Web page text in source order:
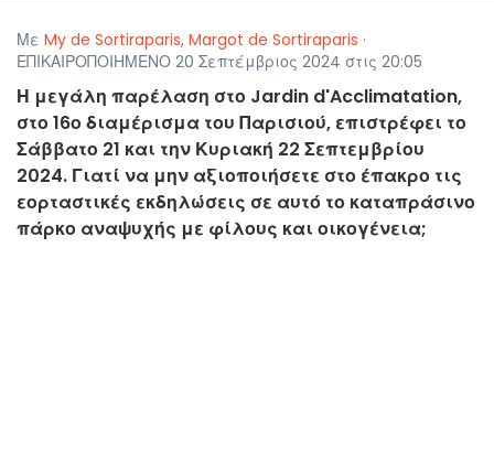
Με My de Sortiraparis, Margot de Sortiraparis ·
ΕΠΙΚΑΙΡΟΠΟΙΗΜΕΝΟ 20 Σεπτέμβριος 2024 στις 20:05
Η μεγάλη παρέλαση στο Jardin d'Acclimatation,
στο 16ο διαμέρισμα του Παρισιού, επιστρέφει το
Σάββατο 21 και την Κυριακή 22 Σεπτεμβρίου
2024. Γιατί να μην αξιοποιήσετε στο έπακρο τις
εορταστικές εκδηλώσεις σε αυτό το καταπράσινο
πάρκο αναψυχής με φίλους και οικογένεια;